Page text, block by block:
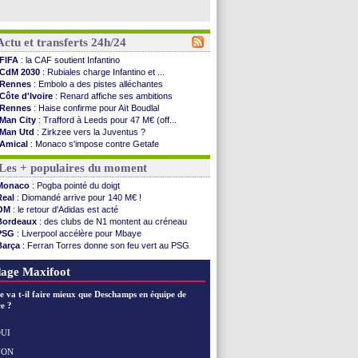
et transferts 24h/24
FIFA : la CAF soutient Infantino
CdM 2030 : Rubiales charge Infantino et ...
Rennes : Embolo a des pistes alléchantes
Côte d'Ivoire : Renard affiche ses ambitions
Rennes : Haise confirme pour Aït Boudlal
Man City : Trafford à Leeds pour 47 M€ (off...
Man Utd : Zirkzee vers la Juventus ?
Amical : Monaco s'impose contre Getafe
Nantes: Der Zakarian et sa relation avec Kita
OM: le club prêt à libérer Kondogbia ?
Monaco: le message touchant d'Akliouche
FIFA: Tebas en remet une couche
FIFA : l'UEFA maintient la pression
PSG: Tebas encense Luis Enrique
Real: Vinicius jusqu'en 2032 (officiel)
Lyon: Mangala va rejoindre Getafe
OM: une offre refusée pour Aguerd
Troyes: Junior Diaz jusqu'en 2030 (officiel)
OM : une offre pour Bulka
PSG
Arsenal
+ populaires du moment
: Pogba pointé du doigt
: Diomandé arrive pour 140 M€ !
: le retour d'Adidas est acté
: des clubs de N1 montent au créneau
: Liverpool accélère pour Mbaye
: Ferran Torres donne son feu vert au PSG
City: Rodri préfère le Barça au Real !
Maxifoot
va t-il faire mieux que Deschamps en équipe de
?